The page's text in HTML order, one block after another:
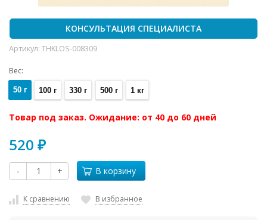
КОНСУЛЬТАЦИЯ СПЕЦИАЛИСТА
Артикул: THKLOS-008309
Вес:
50 г 100 г 330 г 500 г 1 кг
Товар под заказ. Ожидание: от 40 до 60 дней
520 ₽
- + В корзину
К сравнению В избранное